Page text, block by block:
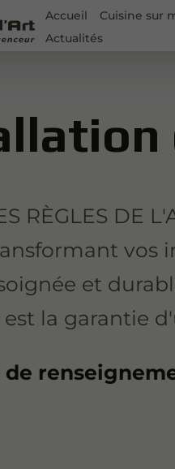
Accueil Cuisine sur
Actualités
RÈGLES DE
vos
et
la garantie
de